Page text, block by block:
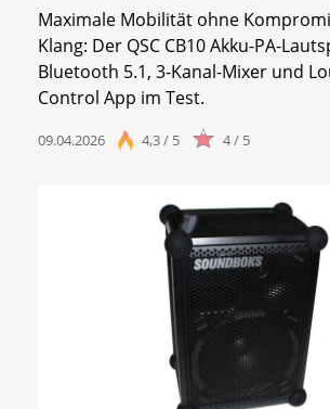
Maximale Mobilität ohne
Klang: Der QSC CB10 Akku-PA-
Bluetooth 5.1, 3-Kanal-Mixer und
Control App im Test.
09.04.2026 4,3 / 5 4 / 5